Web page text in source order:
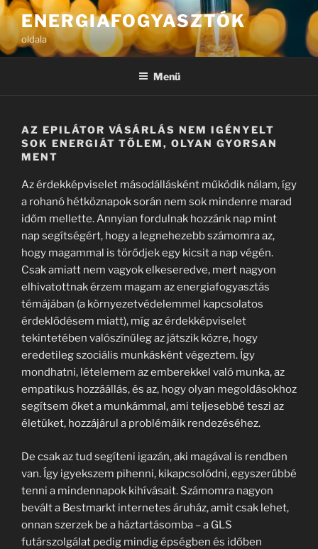
Tartalomhoz
ENERGIAFOGYASZTÓK
oldala
Menü
AZ EPILÁTOR VÁSÁRLÁS NEM IGÉNYELT
SOK ENERGIÁT TŐLEM, OLYAN GYORSAN
MENT
Az érdekképviselet másodállásként működik nálam, így
a rohanó hétköznapok során nem sok mindenre marad
időm mellette. Annyian fordulnak hozzánk nap mint
nap segítségért, hogy a legnehezebb számomra az,
hogy magammal is törődjek egy kicsit a nap végén.
Csak amiatt nem vagyok elkeseredve, mert nagyon
elhivatottnak érzem magam az energiafogyasztás
témájában (a környezetvédelemmel kapcsolatos
érdeklődésem miatt), míg az érdekképviselet
tekintetében valószínűleg az játszik közre, hogy
eredetileg szociális munkásként végeztem. Így
mondhatni, lételemem az emberekkel való munka, az
empatikus hozzáállás, és az, hogy olyan megoldásokhoz
segítsem őket a munkámmal, ami teljesebbé teszi az
életüket, hozzájárul a problémáik rendezéséhez.
De csak az tud segíteni igazán, aki magával is rendben
van. Így igyekszem pihenni, kikapcsolódni, egyszerűbbé
tenni a mindennapok kihívásait. Számomra nagyon
bevált a Bestmarkt internetes áruház, amit csak lehet,
onnan szerzek be a háztartásomba – a GLS
futárszolgálat pedig mindig épségben és időben